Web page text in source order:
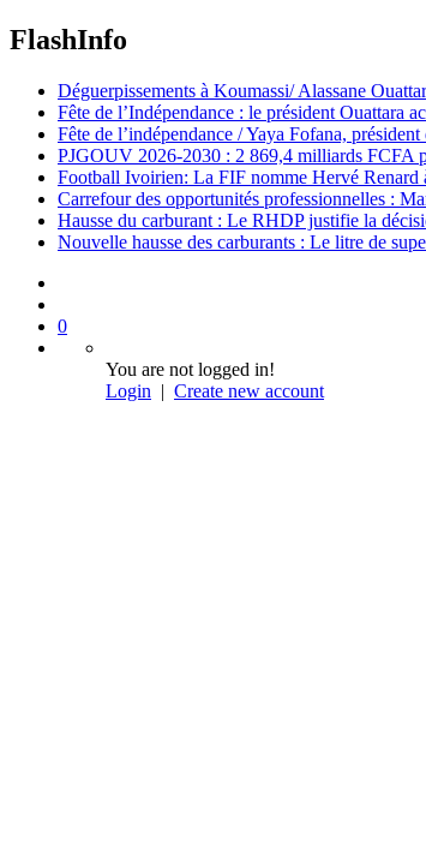
FlashInfo
Déguerpissements à Koumassi/ Alassane
Fête de l’Indépendance : le président Ouattara
Fête de l’indépendance / Yaya Fofana,
PJGOUV 2026-2030 : 2 869,4 milliards FCFA
Football Ivoirien: La FIF nomme Hervé Renard
Carrefour des opportunités professionnelles :
Hausse du carburant : Le RHDP justifie la
Nouvelle hausse des carburants : Le litre de
0
You are not logged in!
Login | Create new account